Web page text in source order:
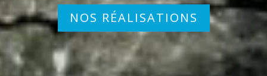
NOS RÉALISATIONS